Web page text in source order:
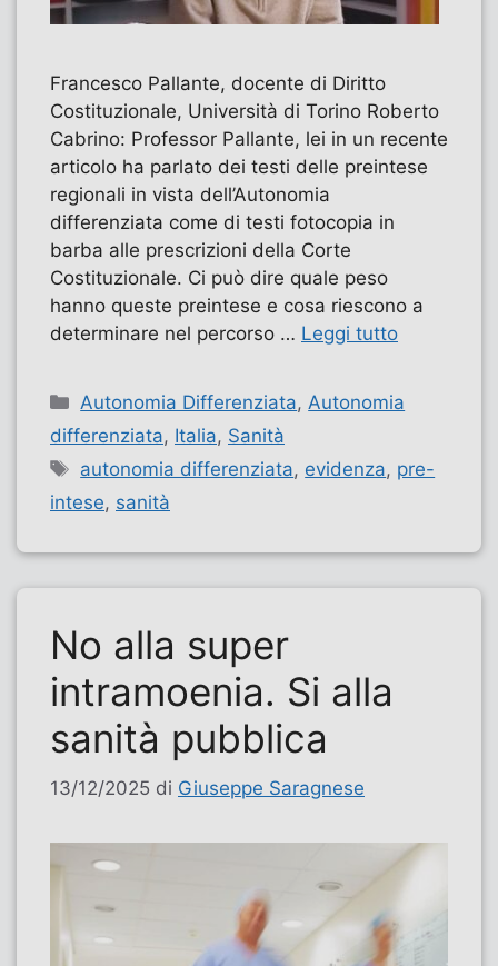
Francesco Pallante, docente di Diritto
Costituzionale, Università di Torino Roberto
Cabrino: Professor Pallante, lei in un recente
articolo ha parlato dei testi delle preintese
regionali in vista dell’Autonomia
differenziata come di testi fotocopia in
barba alle prescrizioni della Corte
Costituzionale. Ci può dire quale peso
hanno queste preintese e cosa riescono a
determinare nel percorso … Leggi tutto
Categorie
Autonomia Differenziata,Autonomia
differenziata, Italia, Sanità
Tag
autonomia differenziata, evidenza, pre-
intese, sanità
No alla super
intramoenia. Si alla
sanità pubblica
13/12/2025 di Giuseppe Saragnese